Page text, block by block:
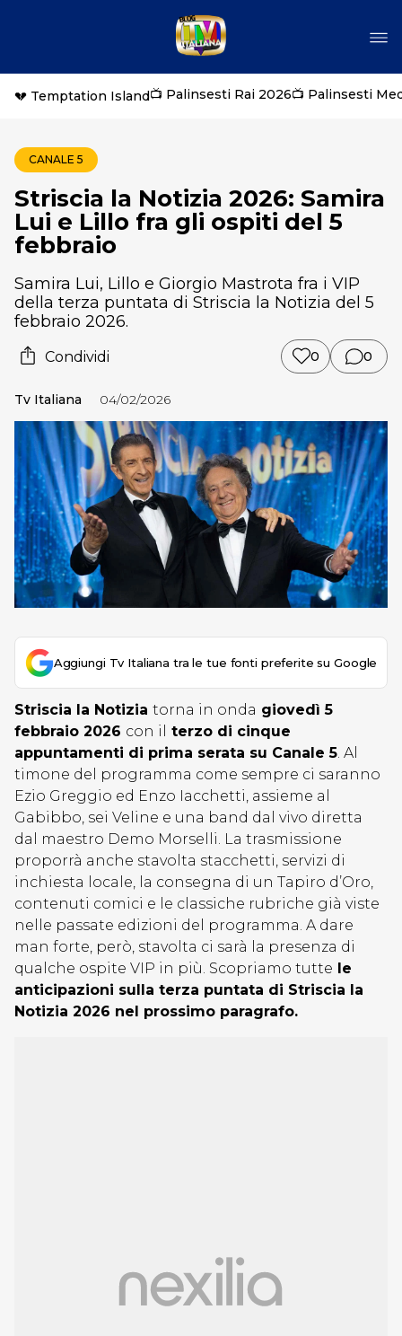
💔 Temptation Island📺 Palinsesti Rai 2026📺 Palinsesti
CANALE 5
Striscia la Notizia 2026: Samira
Lui e Lillo fra gli ospiti del 5
febbraio
Samira Lui, Lillo e Giorgio Mastrota fra i VIP
della terza puntata di Striscia la Notizia del 5
febbraio 2026.
Condividi 0 0
Tv Italiana 04/02/2026
Aggiungi Tv Italiana tra le tue fonti preferite su Google
Striscia la Notizia torna in onda giovedì 5
febbraio 2026 con il
terzo di cinque
appuntamenti di prima serata su Canale 5. Al
timone del programma come sempre ci saranno
Ezio Greggio ed Enzo Iacchetti, assieme al
Gabibbo, sei Veline e una band dal vivo diretta
dal maestro Demo Morselli. La trasmissione
proporrà anche stavolta stacchetti, servizi di
inchiesta locale, la consegna di un Tapiro d’Oro,
contenuti comici e le classiche rubriche già viste
nelle passate edizioni del programma. A dare
man forte, però, stavolta ci sarà la presenza di
qualche ospite VIP in più. Scopriamo tutte le
anticipazioni sulla terza puntata di Striscia la
Notizia 2026 nel prossimo paragrafo.